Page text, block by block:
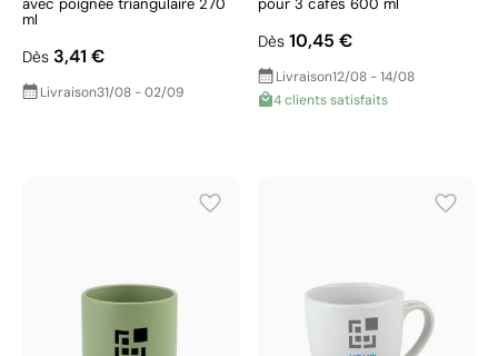
avec poignée triangulaire 270
ml
Dès 3,41 €
Livraison31/08 - 02/09
pour 3 cafés 600 ml
Dès 10,45 €
Livraison12/08 - 14/08
4 clients satisfaits